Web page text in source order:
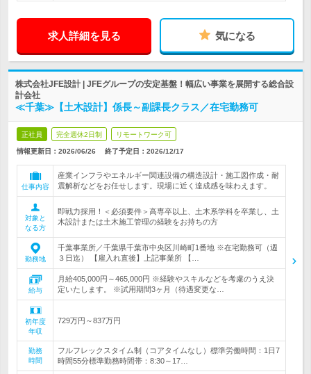
求人詳細を見る 気になる
株式会社JFE設計 | JFEグループの安定基盤！幅広い事業を展開する総合設
計会社
≪千葉≫【土木設計】係長～副課長クラス／在宅勤務可
正社員 完全週休2日制 リモートワーク可
情報更新日：2026/06/26 終了予定日： 2026/12/17
仕事内容
産業インフラやエネルギー関連設備の構造設計・施工図作成・耐
震解析などをお任せします。現場に近く達成感を味わえます。
対象と
なる方
即戦力採用！＜必須要件＞高専卒以上、土木系学科を卒業し、土
木設計または土木施工管理の経験をお持ちの方
勤務地
千葉事業所／千葉県千葉市中央区川崎町1番地 ※在宅勤務可（週
３日迄） 【雇入れ直後】上記事業所 【…
給与
月給405,000円～465,000円 ※経験やスキルなどを考慮のうえ決
定いたします。 ※試用期間3ヶ月（待遇変更な…
初年度
年収
729万円～837万円
勤務
時間
フルフレックスタイム制（コアタイムなし）標準労働時間：1日7
時間55分標準勤務時間帯：8:30～17…